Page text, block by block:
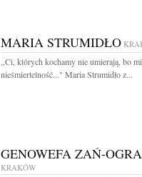
MARIA STRUMIDŁO
,,Ci, których kochamy nie umierają, bo
nieśmiertelność..." Maria Strumidło z...
GENOWEFA ZAŃ-
KRAKÓW